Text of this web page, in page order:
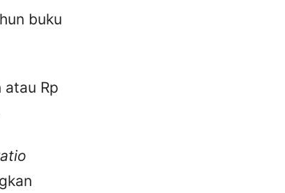
buku
atau Rp